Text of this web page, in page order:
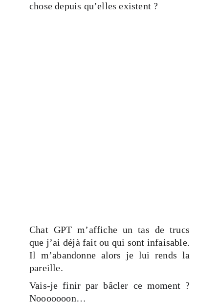
chose depuis qu’elles existent ?
Chat GPT m’affiche un tas de trucs
que j’ai déjà fait ou qui sont infaisable.
Il m’abandonne alors je lui rends la
pareille.
Vais-je finir par bâcler ce moment ?
Nooooooon…